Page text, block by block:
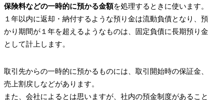
保険料などの一時的に預かる金額を処理するときに使います。
１年以内に返却・納付するような預り金は流動負債となり、預
かり期間が１年を超えるようなものは、固定負債に長期預り金
として計上します。
取引先からの一時的に預かるものには、取引開始時の保証金、
売上割戻しなどがあります。
また、会社によるとは思いますが、社内の預金制度があること